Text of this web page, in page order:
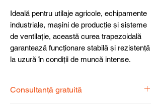
Ideală pentru utilaje agricole, echipamente
industriale, mașini de producție și sisteme
de ventilație, această curea trapezoidală
garantează funcționare stabilă și rezistență
la uzură în condiții de muncă intense.
Consultanță gratuită